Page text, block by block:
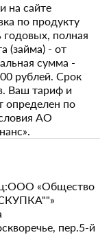
на сайте
по продукту
годовых, полная
(займа) - от
сумма -
рублей. Срок
Ваш тариф и
определен по
АО
«Общество
пер.5-й